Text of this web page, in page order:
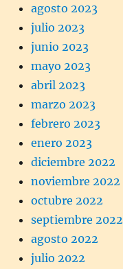
agosto 2023
julio 2023
junio 2023
mayo 2023
abril 2023
marzo 2023
febrero 2023
enero 2023
diciembre 2022
noviembre 2022
octubre 2022
septiembre 2022
agosto 2022
julio 2022